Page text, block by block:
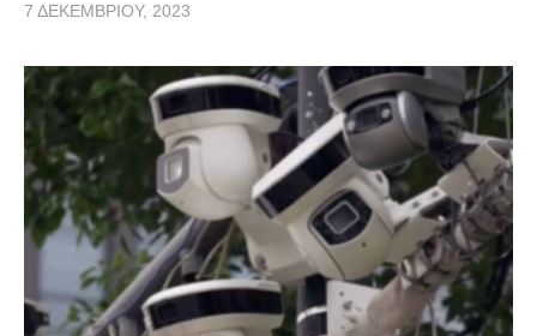
7 ΔΕΚΕΜΒΡΊΟΥ, 2023